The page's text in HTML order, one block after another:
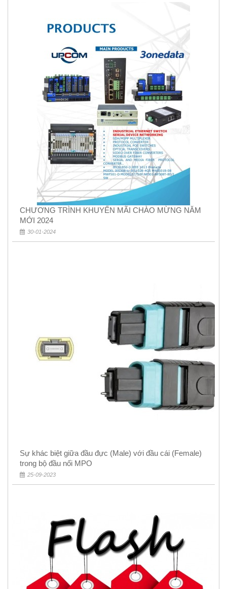
CHƯƠNG TRÌNH KHUYẾN MÃI CHÀO MỪNG NĂM
MỚI 2024
30-01-2024
Sự khác biệt giữa đầu đực (Male) với đầu cái (Female)
trong bộ đầu nối MPO
25-09-2023